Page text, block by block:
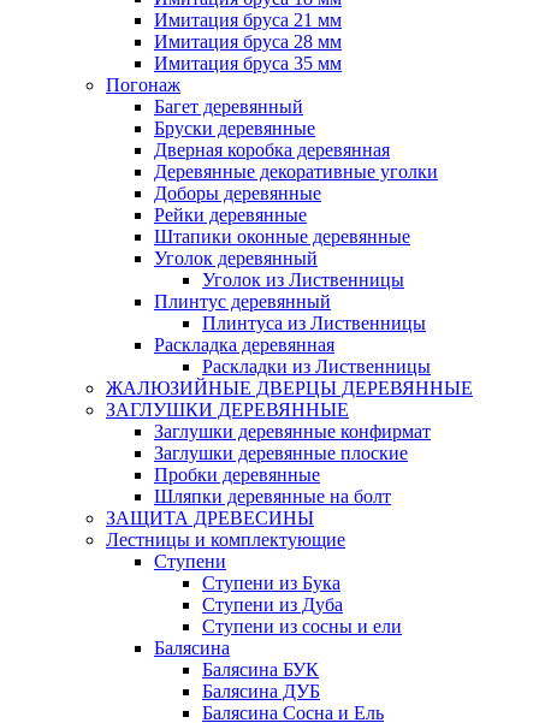
Имитация бруса 21 мм
Имитация бруса 28 мм
Имитация бруса 35 мм
Погонаж
Багет деревянный
Бруски деревянные
Дверная коробка деревянная
Деревянные декоративные уголки
Доборы деревянные
Рейки деревянные
Штапики оконные деревянные
Уголок деревянный
Уголок из Лиственницы
Плинтус деревянный
Плинтуса из Лиственницы
Раскладка деревянная
Раскладки из Лиственницы
ЖАЛЮЗИЙНЫЕ ДВЕРЦЫ ДЕРЕВЯННЫЕ
ЗАГЛУШКИ ДЕРЕВЯННЫЕ
Заглушки деревянные конфирмат
Заглушки деревянные плоские
Пробки деревянные
Шляпки деревянные на болт
ЗАЩИТА ДРЕВЕСИНЫ
Лестницы и комплектующие
Ступени
Ступени из Бука
Ступени из Дуба
Ступени из сосны и ели
Балясина
Балясина БУК
Балясина ДУБ
Балясина Сосна и Ель